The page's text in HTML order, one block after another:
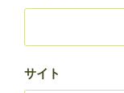
サイト